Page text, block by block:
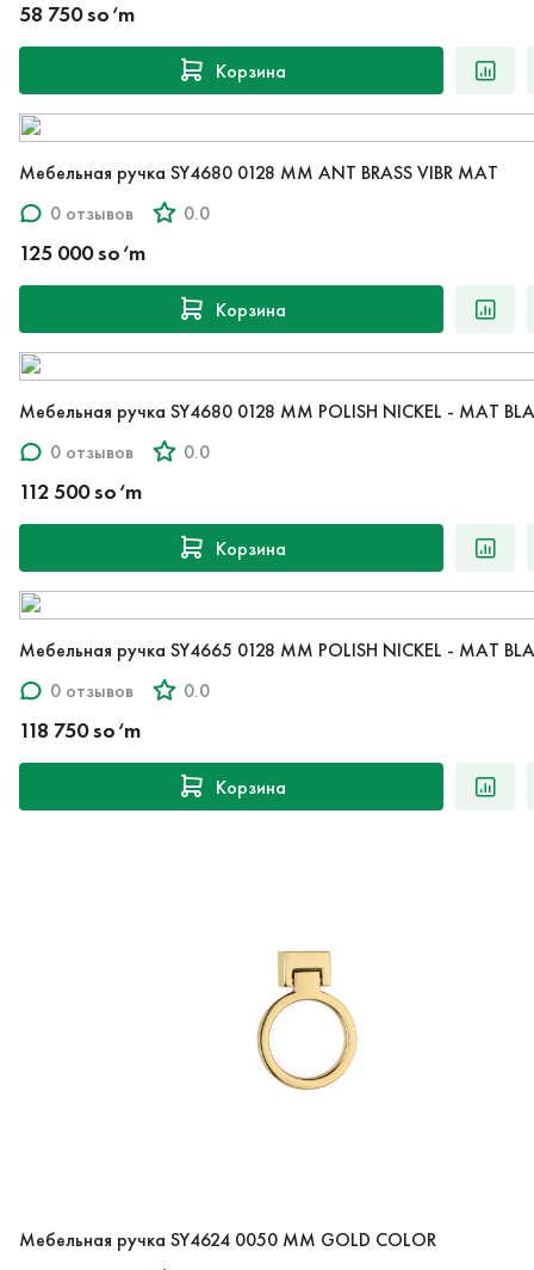
58 750 so‘m
Корзина
Мебельная ручка SY4680 0128 MM ANT BRASS VIBR MAT
0 отзывов
0.0
125 000 so‘m
Корзина
Мебельная ручка SY4680 0128 MM POLISH NICKEL - MAT
0 отзывов
0.0
112 500 so‘m
Корзина
Мебельная ручка SY4665 0128 MM POLISH NICKEL - MAT
0 отзывов
0.0
118 750 so‘m
Корзина
Мебельная ручка SY4624 0050 MM GOLD COLOR